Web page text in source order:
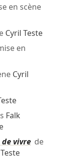
en scène
Cyril Teste
en
Cyril
Falk
vivrede